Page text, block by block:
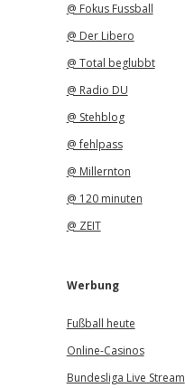
@ Fokus Fussball
@ Der Libero
@ Total beglubbt
@ Radio DU
@ Stehblog
@ fehlpass
@ Millernton
@ 120 minuten
@ ZEIT
Werbung
Fußball heute
Online-Casinos
Bundesliga Live Stream